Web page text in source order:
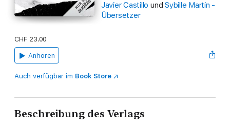
Javier Castillo und Sybille Martin -
Übersetzer
CHF 23.00
Anhören
Auch verfügbar im Book Store
Beschreibung des Verlags